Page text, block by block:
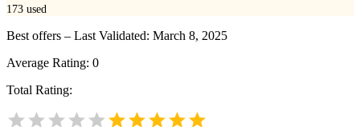
173 used
Best offers – Last Validated: March 8, 2025
Average Rating: 0
Total Rating: